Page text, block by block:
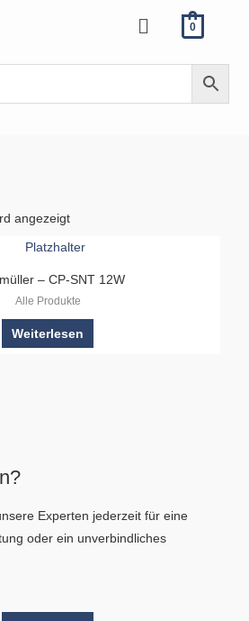
Menü 0
angezeigt
– CP-SNT 12W
Alle Produkte
Weiterlesen
Experten jederzeit für eine
oder ein unverbindliches